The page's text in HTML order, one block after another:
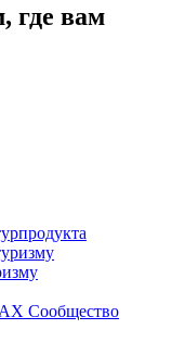
где вам
Сообщество